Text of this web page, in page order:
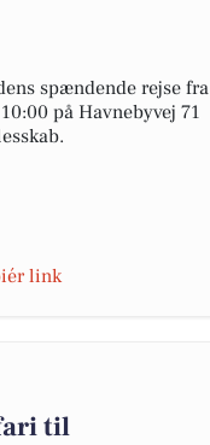
spændende rejse fra
på Havnebyvej 71
link
til